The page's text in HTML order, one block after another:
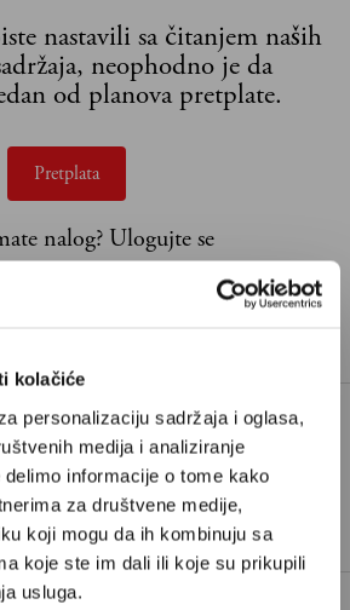
kolačiće
personalizaciju sadržaja i oglasa,
medija i analiziranje
delimo informacije o tome kako
za društvene medije,
koji mogu da ih kombinuju sa
koje ste im dali ili koje su prikupili
usluga.
nastavili sa čitanjem naših
neophodno je da
od planova pretplate.
Pretplata
nalog? Ulogujte se
je novinar iz Beograda, glavni
VUČIĆ
ODMOR
HOLIDEJ